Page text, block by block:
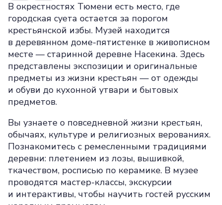
В окрестностях Тюмени есть место, где
городская суета остается за порогом
крестьянской избы. Музей находится
в деревянном доме-пятистенке в живописном
месте — старинной деревне Насекина. Здесь
представлены экспозиции и оригинальные
предметы из жизни крестьян — от одежды
и обуви до кухонной утвари и бытовых
предметов.
Вы узнаете о повседневной жизни крестьян,
обычаях, культуре и религиозных верованиях.
Познакомитесь с ремесленными традициями
деревни: плетением из лозы, вышивкой,
ткачеством, росписью по керамике. В музее
проводятся мастер-классы, экскурсии
и интерактивы, чтобы научить гостей русским